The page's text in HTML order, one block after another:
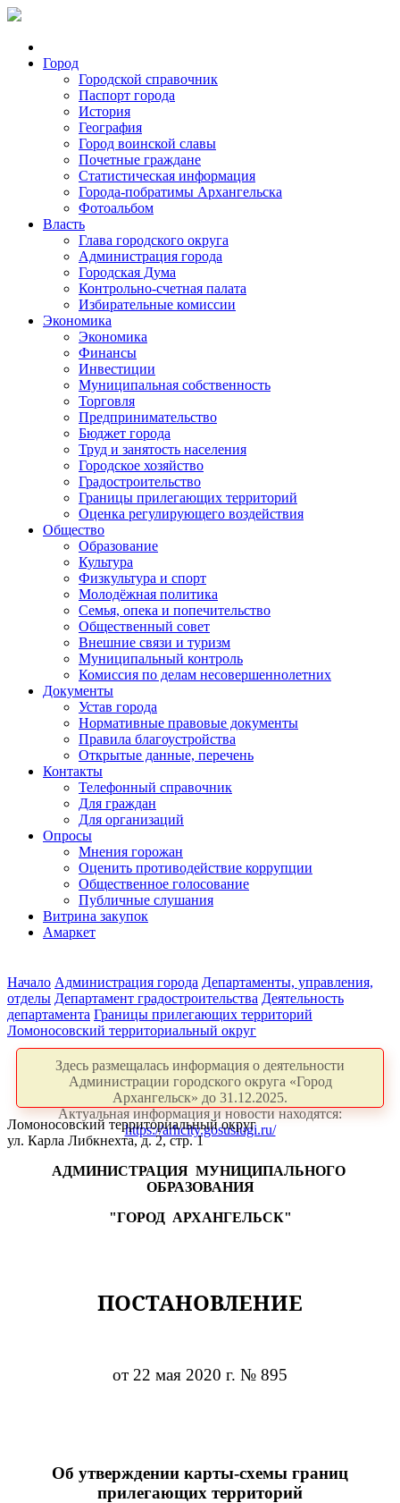
Город
Городской справочник
Паспорт города
История
География
Город воинской славы
Почетные граждане
Статистическая информация
Города-побратимы Архангельска
Фотоальбом
Власть
Глава городского округа
Администрация города
Городская Дума
Контрольно-счетная палата
Избирательные комиссии
Экономика
Экономика
Финансы
Инвестиции
Муниципальная собственность
Торговля
Предпринимательство
Бюджет города
Труд и занятость населения
Городское хозяйство
Градостроительство
Границы прилегающих территорий
Оценка регулирующего воздействия
Общество
Образование
Культура
Физкультура и спорт
Молодёжная политика
Семья, опека и попечительство
Общественный совет
Внешние связи и туризм
Муниципальный контроль
Комиссия по делам несовершеннолетних
Документы
Устав города
Нормативные правовые документы
Правила благоустройства
Открытые данные, перечень
Контакты
Телефонный справочник
Для граждан
Для организаций
Опросы
Мнения горожан
Оценить противодействие коррупции
Общественное голосование
Публичные слушания
Витрина закупок
Амаркет
Начало Администрация города Департаменты, управления,
отделы Департамент градостроительства Деятельность
департамента Границы прилегающих территорий
Ломоносовский территориальный округ
Здесь размещалась информация о деятельности
Администрации городского округа «Город
Архангельск» до 31.12.2025.
Актуальная информация и новости находятся:
https://arhcity.gosuslugi.ru/
Ломоносовский территориальный округ
ул. Карла Либкнехта, д. 2, стр. 1
АДМИНИСТРАЦИЯ МУНИЦИПАЛЬНОГО
ОБРАЗОВАНИЯ
"ГОРОД АРХАНГЕЛЬСК"
ПОСТАНОВЛЕНИЕ
от 22 мая 2020 г. № 895
Об утверждении карты-схемы границ
прилегающих территорий